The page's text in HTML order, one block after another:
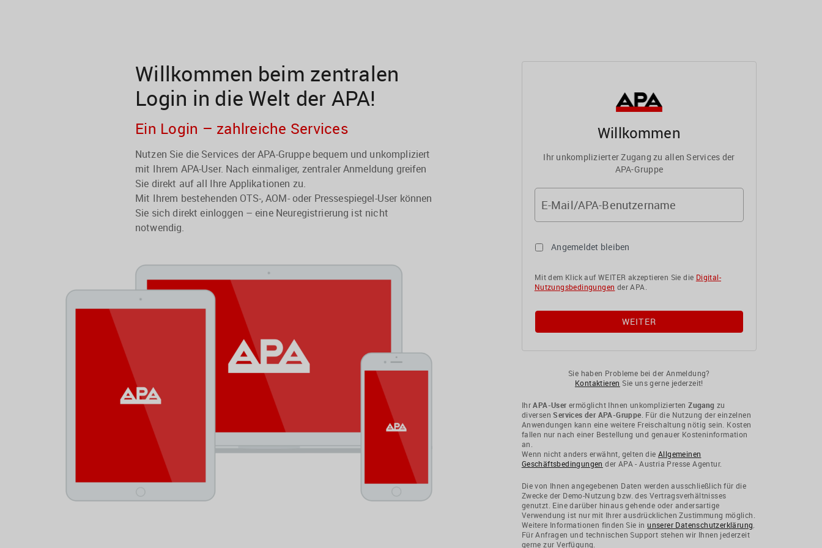
Willkommen beim zentralen
Login in die Welt der APA!
Ein Login – zahlreiche Services
Nutzen Sie die Services der APA-Gruppe bequem und unkompliziert
mit Ihrem APA-User. Nach einmaliger, zentraler Anmeldung greifen
Sie direkt auf all Ihre Applikationen zu.
Mit Ihrem bestehenden OTS-, AOM- oder Pressespiegel-User können
Sie sich direkt einloggen – eine Neuregistrierung ist nicht
notwendig.
Willkommen
Ihr unkomplizierter Zugang zu allen Services der
APA-Gruppe
E-Mail/APA-Benutzername
Angemeldet bleiben
Mit dem Klick auf WEITER akzeptieren Sie die Digital-
Nutzungsbedingungen der APA.
Sie haben Probleme bei der Anmeldung?
Kontaktieren Sie uns gerne jederzeit!
IhrAPA-User ermöglicht Ihnen unkompliziertenZugang zu
diversen Services der APA-Gruppe . Für die Nutzung der einzelnen
Anwendungen kann eine weitere Freischaltung nötig sein. Kosten
fallen nur nach einer Bestellung und genauer Kosteninformation
an.
Wenn nicht anders erwähnt, gelten dieAllgemeinen
Geschäftsbedingungen der APA - Austria Presse Agentur.
Die von Ihnen angegebenen Daten werden ausschließlich für die
Zwecke der Demo-Nutzung bzw. des Vertragsverhältnisses
genutzt. Eine darüber hinaus gehende oder andersartige
Verwendung ist nur mit Ihrer ausdrücklichen Zustimmung möglich.
Weitere Informationen finden Sie inunserer Datenschutzerklärung
Für Anfragen und technischen Support stehen wir Ihnen jederzeit
gerne zur Verfügung.